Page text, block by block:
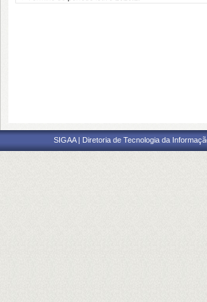
SIGAA | Diretoria de Tecnologia da